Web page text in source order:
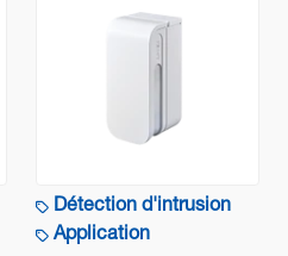
montrer comment
Regardez le tuto.
Détection d'intrusion
Application